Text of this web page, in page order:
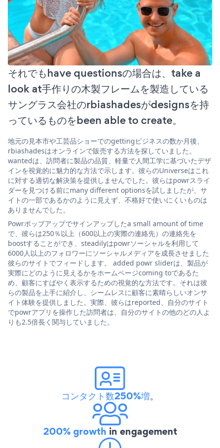
それでもhave questionsの場合は、take a
look at手作りの木製フレームを製造している
サングラス会社のrbiashadesがdesignsを持
っているものをbeen able to create。
地元の見本市や工芸品ショーでのgettingビジネスの数か月後、
rbiashadesはオンラインで販売する方法を探していました。
wantedは、訪問者に製品の品質、軽量で人間工学に基づいたデザ
インを視覚的に魅力的な方法で示します。彼らのUniverseはこれ
に対する適切な解決策を提供しませんでした。彼らはpowrスライ
ダーを見つける前にmany different optionsを試しましたが、サ
イトの一部であるかのように見えず、不格好で使いにくいものは
ありませんでした。
Powrポップアップでサインアップしたa small amount of time
で、彼らは250％以上（600以上の実際の連絡先）の連絡先を
boostすることができ、steadilyはpowrソーシャルを利用して
6000人以上のフォロワーにソーシャルメディアを成長させました
彼らのサイトでフィードします。 added powr sliderは、製品が
実際にどのように見えるかをホームページcoming toであるた
め、顧客にすばやく表示するための視覚的な方法です。それは彼
らの製品を上手に紹介し、シームレスに顧客に素晴らしいオンサ
イト体験を提供しました。実際、彼らはreported、自分のサイト
でpowrアプリを操作した訪問者は、自分のサイトの他のどの人よ
りも2.5倍長く関与していました。
コンタクト数250%増。
200% growth in engagement